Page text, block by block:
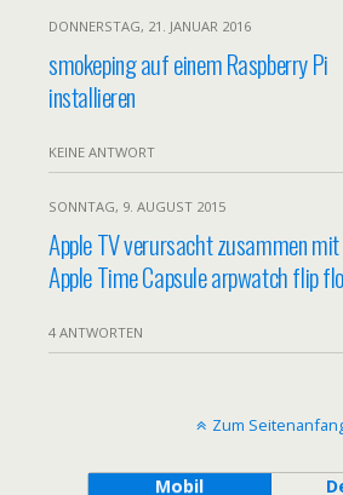
DONNERSTAG, 21. JANUAR 2016
smokeping auf einem Raspberry Pi
installieren
KEINE ANTWORT
SONNTAG, 9. AUGUST 2015
Apple TV verursacht zusammen
Apple Time Capsule arpwatch flip
4 ANTWORTEN
Zum
Mobil